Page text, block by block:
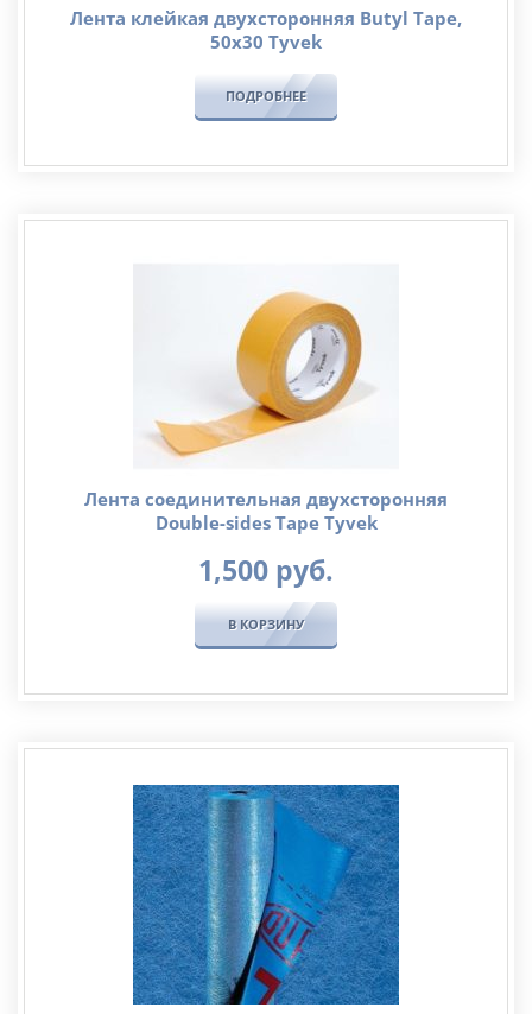
Лента клейкая двухсторонняя Butyl Tape,
50х30 Tyvek
ПОДРОБНЕЕ
Лента соединительная двухсторонняя
Double-sides Tape Tyvek
1,500 руб.
В КОРЗИНУ